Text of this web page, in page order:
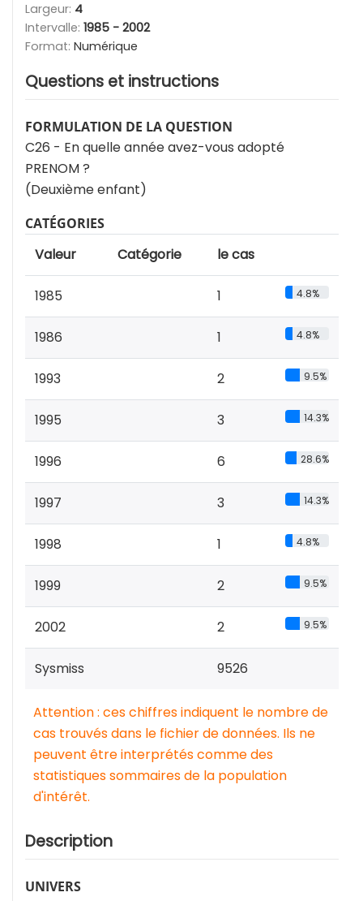
Largeur: 4
Intervalle: 1985 - 2002
Format: Numérique
Questions et instructions
FORMULATION DE LA QUESTION
C26 - En quelle année avez-vous adopté
PRENOM ?
(Deuxième enfant)
CATÉGORIES
Valeur Catégorie le cas
1985 1 4.8%
1986 1 4.8%
1993 2 9.5%
1995 3 14.3%
1996 6 28.6%
1997 3 14.3%
1998 1 4.8%
1999 2 9.5%
2002 2 9.5%
Sysmiss 9526
Attention : ces chiffres indiquent le nombre de
cas trouvés dans le fichier de données. Ils ne
peuvent être interprétés comme des
statistiques sommaires de la population
d'intérêt.
Description
UNIVERS